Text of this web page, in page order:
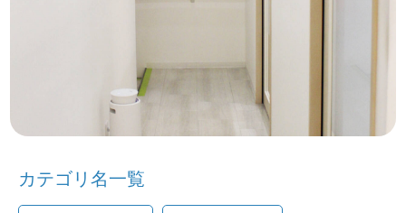
カテゴリ名一覧